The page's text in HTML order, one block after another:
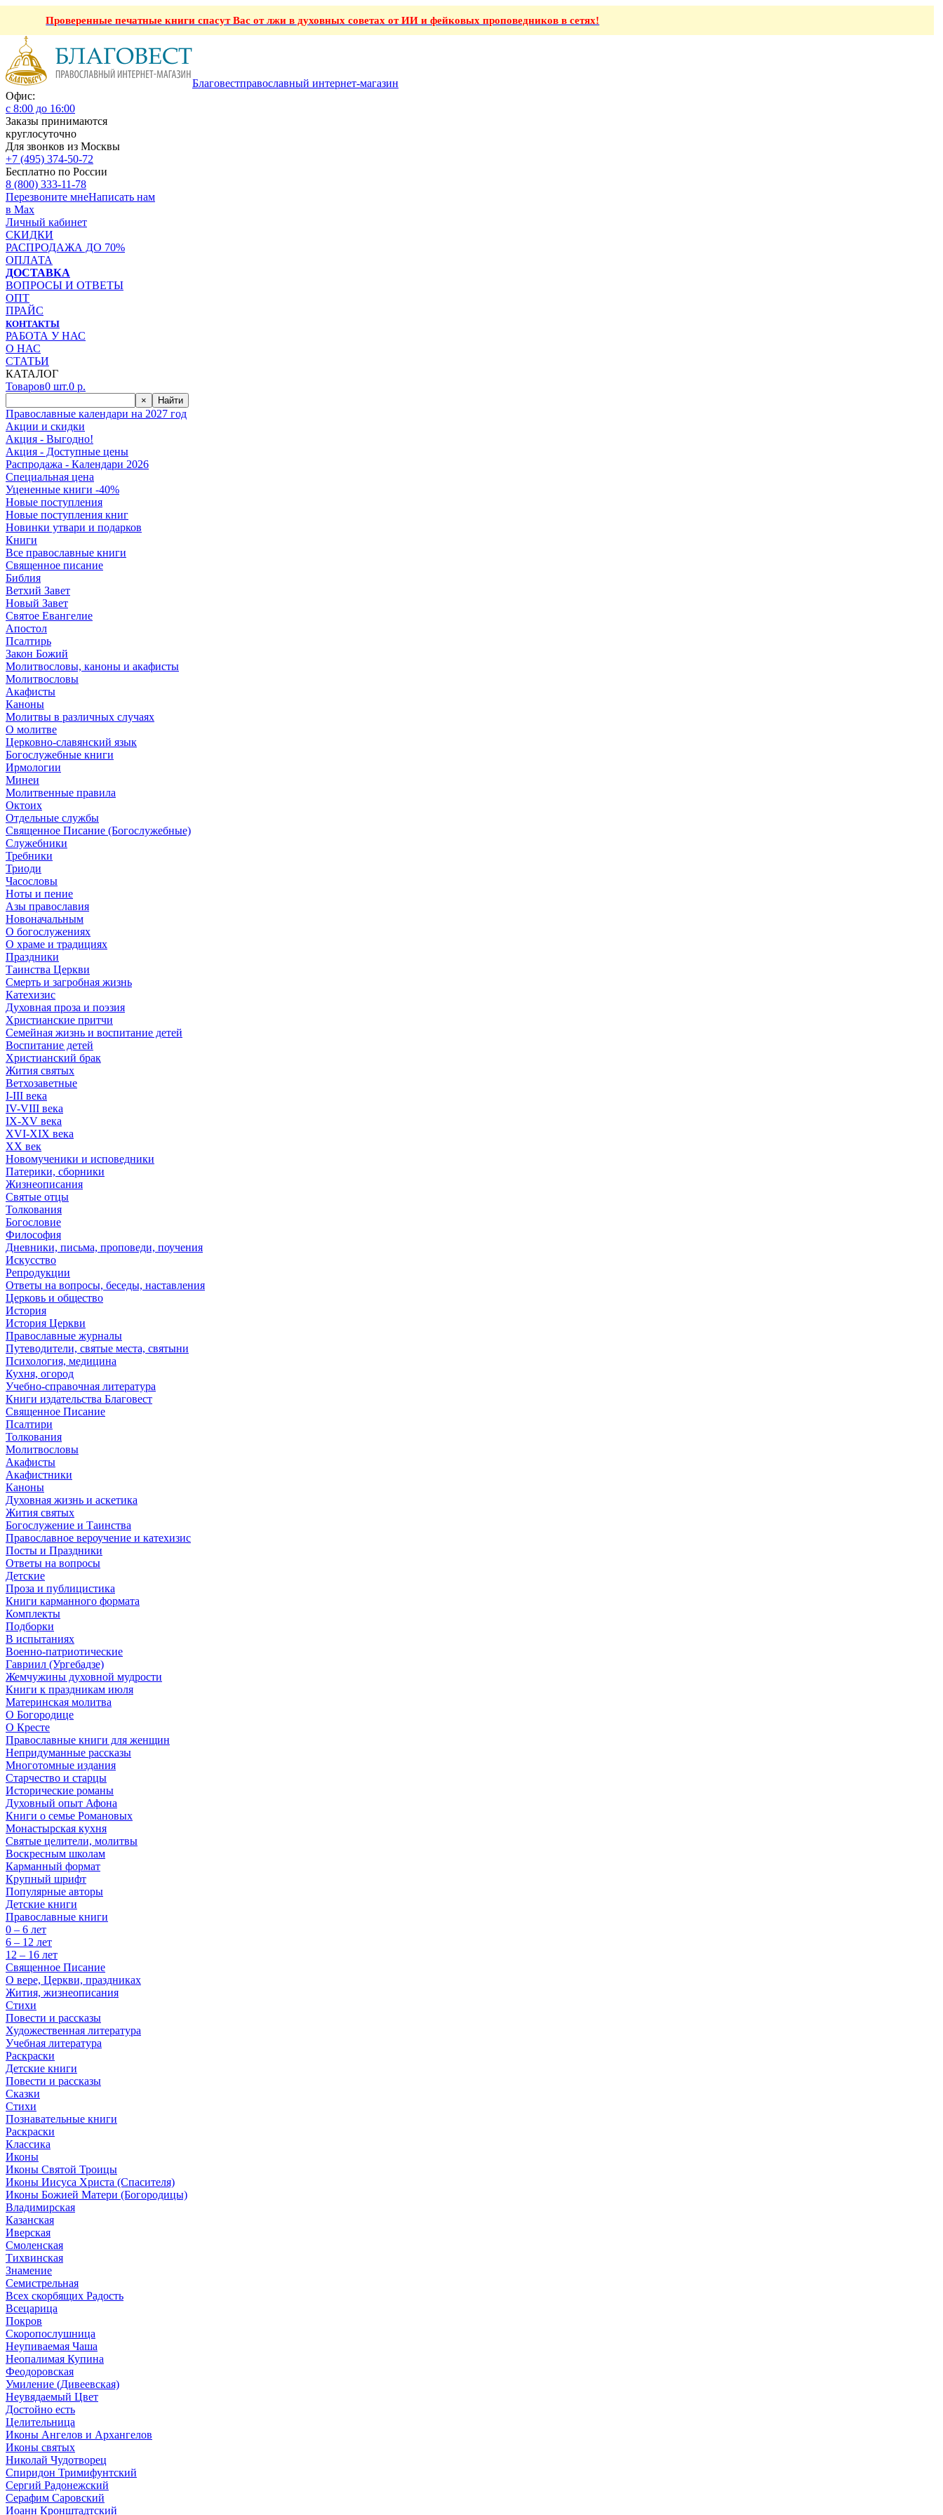
Проверенные печатные книги спасут Вас от лжи в духовных советах от ИИ и фейковых проповедников в сетях!
Благовестправославный интернет-магазин
Офис:
с 8:00 до 16:00
Заказы принимаются
круглосуточно
Для звонков из Москвы
+7 (495) 374-50-72
Бесплатно по России
8 (800) 333-11-78
Перезвоните мнеНаписать нам
в Max
Личный кабинет
СКИДКИ
РАСПРОДАЖА ДО 70%
ОПЛАТА
ДОСТАВКА
ВОПРОСЫ И ОТВЕТЫ
ОПТ
ПРАЙС
КОНТАКТЫ
РАБОТА У НАС
О НАС
СТАТЬИ
КАТАЛОГ
Товаров0 шт.0 р.
× Найти
Православные календари на 2027 год
Акции и скидки
Акция - Выгодно!
Акция - Доступные цены
Распродажа - Календари 2026
Специальная цена
Уцененные книги -40%
Новые поступления
Новые поступления книг
Новинки утвари и подарков
Книги
Все православные книги
Священное писание
Библия
Ветхий Завет
Новый Завет
Святое Евангелие
Апостол
Псалтирь
Закон Божий
Молитвословы, каноны и акафисты
Молитвословы
Акафисты
Каноны
Молитвы в различных случаях
О молитве
Церковно-славянский язык
Богослужебные книги
Ирмологии
Минеи
Молитвенные правила
Октоих
Отдельные службы
Священное Писание (Богослужебные)
Служебники
Требники
Триоди
Часословы
Ноты и пение
Азы православия
Новоначальным
О богослужениях
О храме и традициях
Праздники
Таинства Церкви
Смерть и загробная жизнь
Катехизис
Духовная проза и поэзия
Христианские притчи
Семейная жизнь и воспитание детей
Воспитание детей
Христианский брак
Жития святых
Ветхозаветные
I-III века
IV-VIII века
IX-XV века
XVI-XIX века
XX век
Новомученики и исповедники
Патерики, сборники
Жизнеописания
Святые отцы
Толкования
Богословие
Философия
Дневники, письма, проповеди, поучения
Искусство
Репродукции
Ответы на вопросы, беседы, наставления
Церковь и общество
История
История Церкви
Православные журналы
Путеводители, святые места, святыни
Психология, медицина
Кухня, огород
Учебно-справочная литература
Книги издательства Благовест
Священное Писание
Псалтири
Толкования
Молитвословы
Акафисты
Акафистники
Каноны
Духовная жизнь и аскетика
Жития святых
Богослужение и Таинства
Православное вероучение и катехизис
Посты и Праздники
Ответы на вопросы
Детские
Проза и публицистика
Книги карманного формата
Комплекты
Подборки
В испытаниях
Военно-патриотические
Гавриил (Ургебадзе)
Жемчужины духовной мудрости
Книги к праздникам июля
Материнская молитва
О Богородице
О Кресте
Православные книги для женщин
Непридуманные рассказы
Многотомные издания
Старчество и старцы
Исторические романы
Духовный опыт Афона
Книги о семье Романовых
Монастырская кухня
Святые целители, молитвы
Воскресным школам
Карманный формат
Крупный шрифт
Популярные авторы
Детские книги
Православные книги
0 – 6 лет
6 – 12 лет
12 – 16 лет
Священное Писание
О вере, Церкви, праздниках
Жития, жизнеописания
Стихи
Повести и рассказы
Художественная литература
Учебная литература
Раскраски
Детские книги
Повести и рассказы
Сказки
Стихи
Познавательные книги
Раскраски
Классика
Иконы
Иконы Святой Троицы
Иконы Иисуса Христа (Спасителя)
Иконы Божией Матери (Богородицы)
Владимирская
Казанская
Иверская
Смоленская
Тихвинская
Знамение
Семистрельная
Всех скорбящих Радость
Всецарица
Покров
Скоропослушница
Неупиваемая Чаша
Неопалимая Купина
Феодоровская
Умиление (Дивеевская)
Неувядаемый Цвет
Достойно есть
Целительница
Иконы Ангелов и Архангелов
Иконы святых
Николай Чудотворец
Спиридон Тримифунтский
Сергий Радонежский
Серафим Саровский
Иоанн Кронштадтский